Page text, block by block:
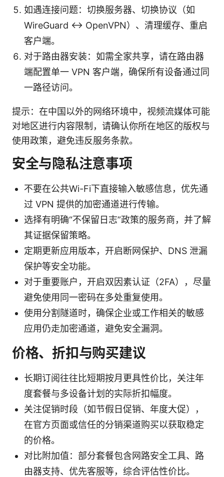
如遇连接问题：切换服务器、切换协议（如
WireGuard ↔ OpenVPN）、清理缓存、重启
客户端。
对于路由器安装：如需全家共享，请在路由器
端配置单一 VPN 客户端，确保所有设备通过同
一路径访问。
提示：在中国以外的网络环境中，视频流媒体可能
对地区进行内容限制，请确认你所在地区的版权与
使用政策，避免违反服务条款。
安全与隐私注意事项
不要在公共Wi-Fi下直接输入敏感信息，优先通
过 VPN 提供的加密通道进行传输。
选择有明确“不保留日志”政策的服务商，并了解
其证据保留策略。
定期更新应用版本，开启断网保护、DNS 泄漏
保护等安全功能。
对于重要账户，开启双因素认证（2FA），尽量
避免使用同一密码在多处重复使用。
使用分割隧道时，确保企业或工作相关的敏感
应用仍走加密通道，避免安全漏洞。
价格、折扣与购买建议
长期订阅往往比短期按月更具性价比，关注年
度套餐与多设备计划的实际折扣幅度。
关注促销时段（如节假日促销、年度大促），
在官方页面或信任的分销渠道购买以获取稳定
的价格。
对比附加值：部分套餐包含网路安全工具、路
由器支持、优先客服等，综合评估性价比。